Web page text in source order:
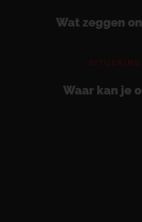
Wat zeggen
Waar kan je